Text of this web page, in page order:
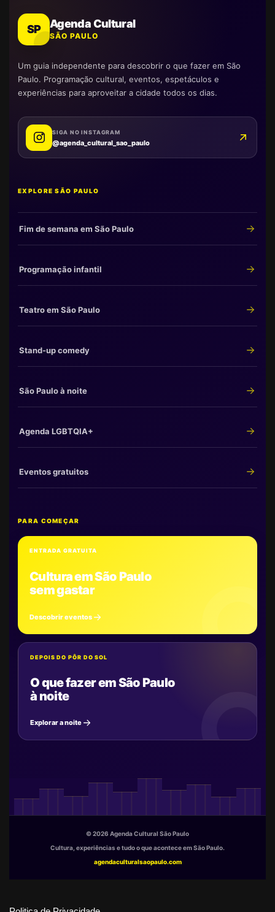
SP Agenda Cultural
SÃO PAULO
Um guia independente para descobrir o que fazer em São
Paulo. Programação cultural, eventos, espetáculos e
experiências para aproveitar a cidade todos os dias.
SIGA NO INSTAGRAM
@agenda_cultural_sao_paulo
EXPLORE SÃO PAULO
Fim de semana em São Paulo
Programação infantil
Teatro em São Paulo
Stand-up comedy
São Paulo à noite
Agenda LGBTQIA+
Eventos gratuitos
PARA COMEÇAR
ENTRADA GRATUITA
Cultura em São Paulo
sem gastar
Descobrir eventos
DEPOIS DO PÔR DO SOL
O que fazer em São Paulo
à noite
Explorar a noite
© 2026 Agenda Cultural São Paulo
Cultura, experiências e tudo o que acontece em São Paulo.
agendaculturalsaopaulo.com